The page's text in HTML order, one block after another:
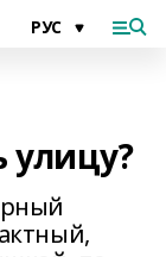
улицу?